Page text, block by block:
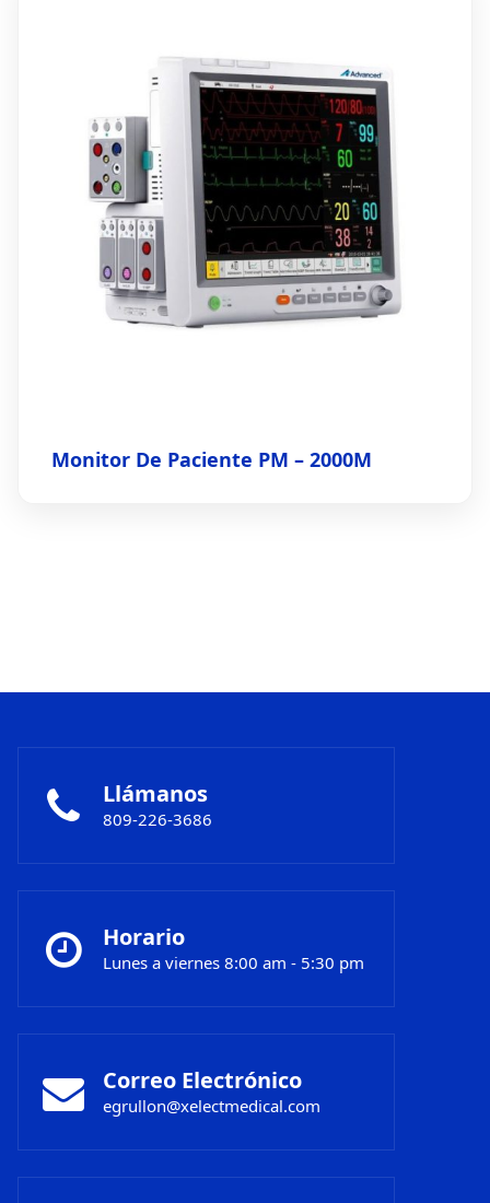
Monitor De Paciente PM – 2000M
Llámanos
809-226-3686
Horario
Lunes a viernes 8:00 am - 5:30 pm
Correo Electrónico
egrullon@xelectmedical.com